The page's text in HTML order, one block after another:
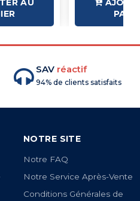
AU
SAV réactif
94% de clients satisfaits
NOTRE SITE
Notre FAQ
Notre Service Après-Vente
Conditions Générales de